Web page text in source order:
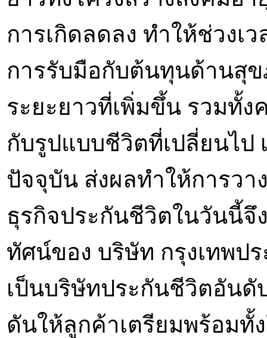
การเกิดลดลง ทำให้ช่วง
การรับมือกับต้นทุนด้านสุ
ระยะยาวที่เพิ่มขึ้น รวมทั้ง
กับรูปแบบชีวิตที่เปลี่ยนไป
ปัจจุบัน ส่งผลทำให้การว
ธุรกิจประกันชีวิตในวันนี้
ทัศน์ของ บริษัท กรุงเทพป
เป็นบริษัทประกันชีวิตอันดั
ดันให้ลูกค้าเตรียมพร้อม